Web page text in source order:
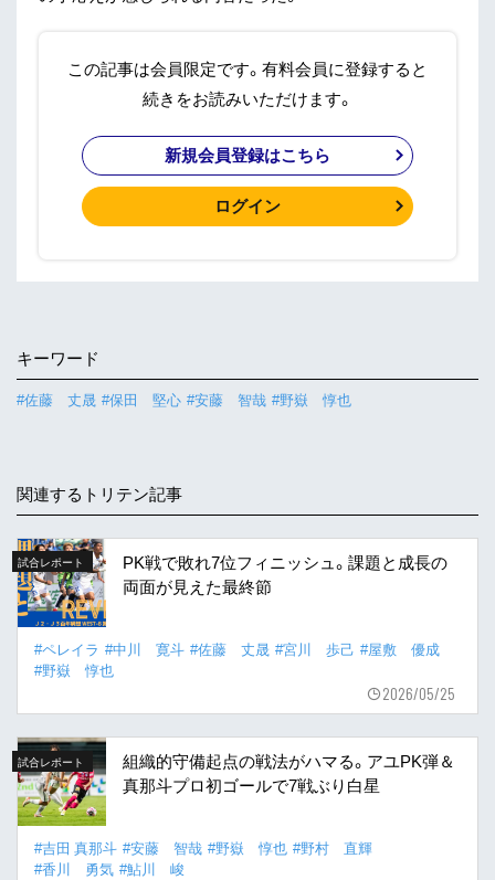
この記事は会員限定です。有料会員に登録すると
続きをお読みいただけます。
新規会員登録はこちら
ログイン
キーワード
#佐藤 丈晟 #保田 堅心 #安藤 智哉 #野嶽 惇也
関連するトリテン記事
試合レポート
PK戦で敗れ7位フィニッシュ。課題と成長の
両面が見えた最終節
#ペレイラ #中川 寛斗 #佐藤 丈晟 #宮川 歩己 #屋敷 優成
#野嶽 惇也
2026/05/25
試合レポート
組織的守備起点の戦法がハマる。アユPK弾＆
真那斗プロ初ゴールで7戦ぶり白星
#吉田 真那斗 #安藤 智哉 #野嶽 惇也 #野村 直輝
#香川 勇気 #鮎川 峻